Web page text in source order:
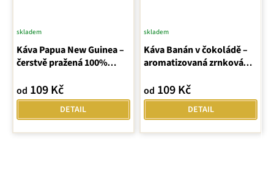
Káva Papua New Guinea –
čerstvě pražená 100%
skladem
od 109 Kč
DETAIL
Káva Banán v čokoládě –
aromatizovaná zrnková
skladem
od 109 Kč
DETAIL